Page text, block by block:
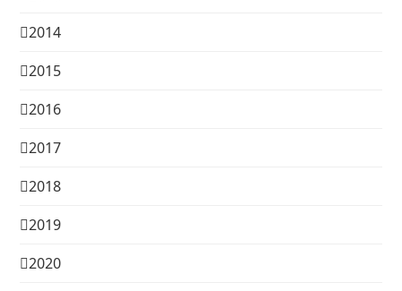
2014
2015
2016
2017
2018
2019
2020